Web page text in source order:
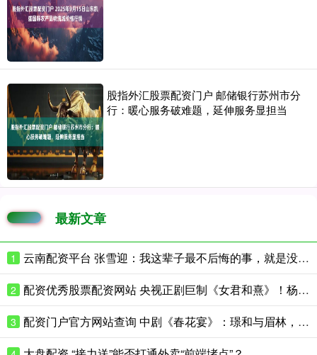
股指外汇股票配资门户 邮储银行苏州市分
行：暖心服务破难题，延伸服务显担当
最新文章
1 云南配资平台 张雪迎：我这辈子最不后悔的事，就是没活成别人期待的样子
2 配资优秀股票配资网站 央视正剧巨制《女君和熹》！杨紫饰帝后之最邓绥，血氧70%拼命争夺白玉兰！
3 配资门户官方网站查询 中剧《春花宴》：璟和与眉林，注定不能在一起的一对